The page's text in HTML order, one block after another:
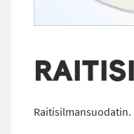
Raitisilmansuodatin.